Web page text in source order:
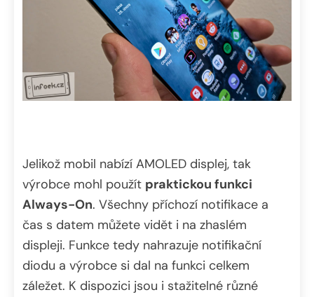
Jelikož mobil nabízí AMOLED displej, tak
výrobce mohl použít praktickou funkci
Always-On. Všechny příchozí notifikace a
čas s datem můžete vidět i na zhaslém
displeji. Funkce tedy nahrazuje notifikační
diodu a výrobce si dal na funkci celkem
záležet. K dispozici jsou i stažitelné různé